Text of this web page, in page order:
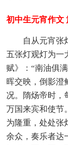
初中生元宵作文
自从元宵张
五张灯观灯为一
赋》：“南油俱
晖交映，倒影澄
况。隋炀帝时，
万国来宾和使节
为隆重，处处张
余众，奏乐者达